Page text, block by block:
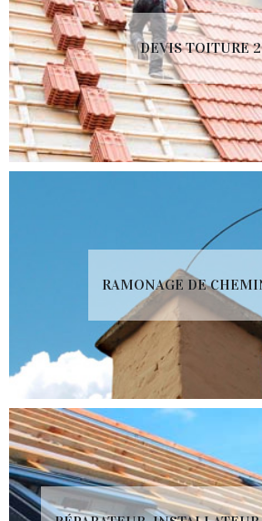
DEVIS TOITURE
RAMONAGE DE